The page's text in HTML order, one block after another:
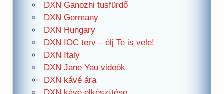
DXN Ganozhi tusfürdő
DXN Germany
DXN Hungary
DXN IOC terv – élj Te is vele!
DXN Italy
DXN Jane Yau videók
DXN kávé ára